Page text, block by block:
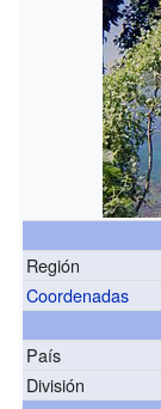
Región
Coordenadas
País
División